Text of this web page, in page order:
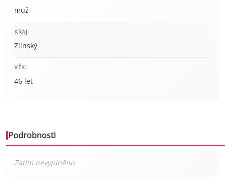
muž
KRAJ:
Zlínský
VĚK:
46 let
Podrobnosti